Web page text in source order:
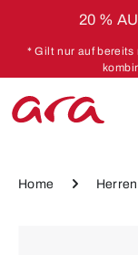
20 %
* Gilt nur auf bereits
Home Herren